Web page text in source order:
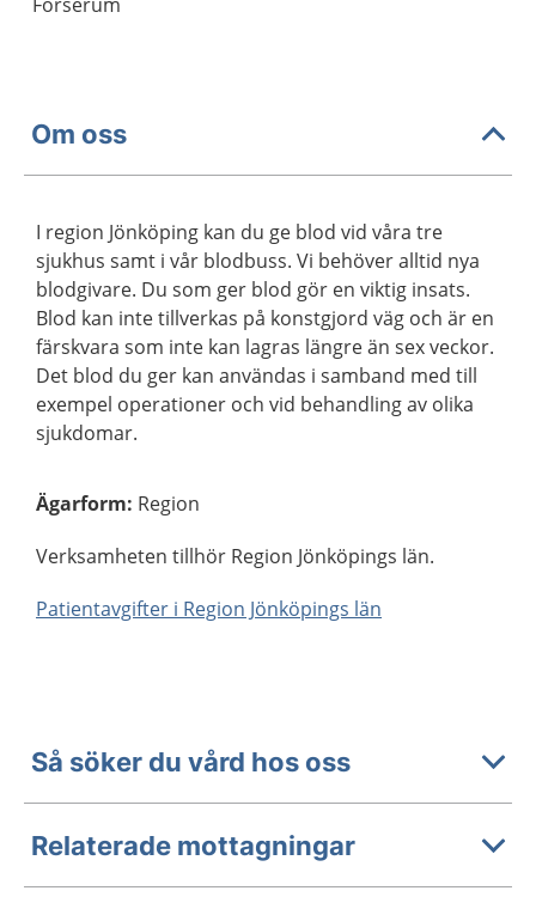
Om oss
I region Jönköping kan du ge blod vid våra tre
sjukhus samt i vår blodbuss. Vi behöver alltid nya
blodgivare. Du som ger blod gör en viktig insats.
Blod kan inte tillverkas på konstgjord väg och är en
färskvara som inte kan lagras längre än sex veckor.
Det blod du ger kan användas i samband med till
exempel operationer och vid behandling av olika
sjukdomar.
Ägarform: Region
Verksamheten tillhör Region Jönköpings län.
Patientavgifter i Region Jönköpings län
Så söker du vård hos oss
Relaterade mottagningar